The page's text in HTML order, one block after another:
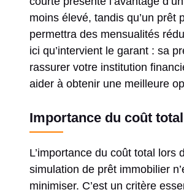
moins élevé, tandis qu’un prêt
permettra des mensualités
ici qu’intervient le garant : sa
rassurer votre institution
aider à obtenir une meilleure
Importance du coût total
L’importance du coût total lors
simulation de prêt immobilier
minimiser. C’est un critère